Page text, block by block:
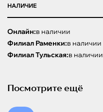
НАЛИЧИЕ
Онлайн:в наличии
Филиал Раменки:в наличии
Филиал Тульская:в наличии
Посмотрите ещё